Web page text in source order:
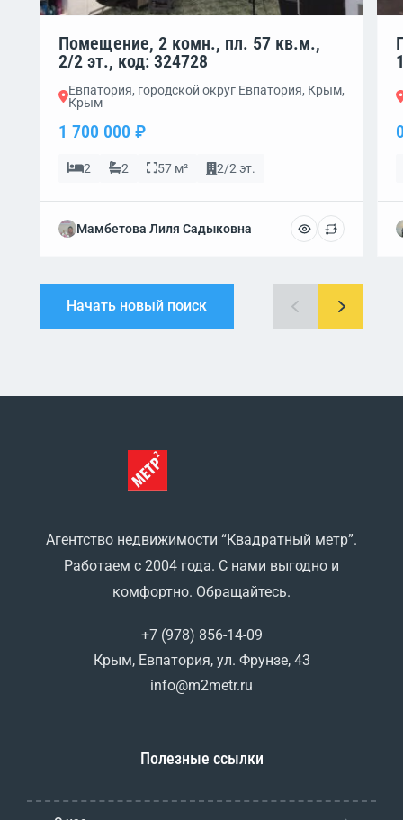
Помещение, 2 комн., пл. 57 кв.м.,
2/2 эт., код: 324728
Евпатория, городской округ Евпатория, Крым,
Крым
1 700 000 ₽
2 2 57 м² 2/2 эт.
Мамбетова Лиля Садыковна
Начать новый поиск
Агентство недвижимости “Квадратный метр”.
Работаем с 2004 года. С нами выгодно и
комфортно. Обращайтесь.
+7 (978) 856-14-09
Крым, Евпатория, ул. Фрунзе, 43
info@m2metr.ru
Полезные ссылки